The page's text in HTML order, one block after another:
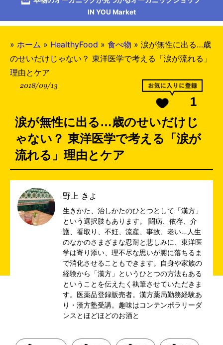
IN YOU Market
» ホーム » HealthyFood » 食べ物 » 涙が無性に出る…歳
のせいだけじゃない？ 東洋医学で考える「涙が流れる」
理由とケア
2018/09/13
1
涙が無性に出る…歳のせいだけじ
ゃない？ 東洋医学で考える「涙が
流れる」理由とケア
野上 きよ
生きかた、治しかたのひとつとして「漢方」
という選択肢もあります。 闘病、依存、介
護、看取り、不妊、流産、事故、老い…人生
のなかのさまざまな忍耐と悲しみに、東洋医
学は寄り添い、理不尽な思いが腑に落ちるま
で消化させることもできます。自身や家族の
経験から「漢方」というひとつの方法もある
ということを伝えたく執筆させていただきま
す。医薬品登録販売者。漢方薬局勤務経験あ
り・漢方塾受講。趣味はコンテンポラリーダ
ンスとほどほどのお酒と